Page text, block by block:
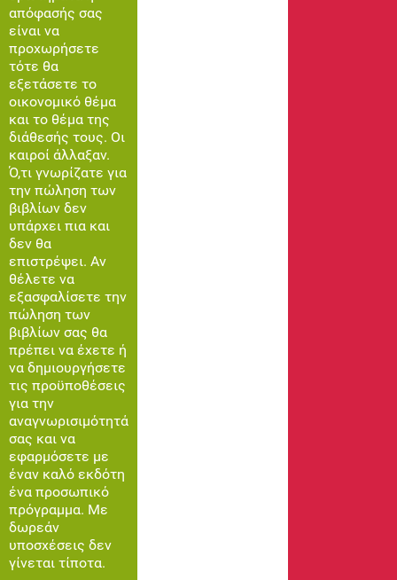
απόφασής σας
είναι να
προχωρήσετε
τότε θα
εξετάσετε το
οικονομικό θέμα
και το θέμα της
διάθεσής τους. Οι
καιροί άλλαξαν.
Ό,τι γνωρίζατε για
την πώληση των
βιβλίων δεν
υπάρχει πια και
δεν θα
επιστρέψει. Αν
θέλετε να
εξασφαλίσετε την
πώληση των
βιβλίων σας θα
πρέπει να έχετε ή
να δημιουργήσετε
τις προϋποθέσεις
για την
αναγνωρισιμότητά
σας και να
εφαρμόσετε με
έναν καλό εκδότη
ένα προσωπικό
πρόγραμμα. Με
δωρεάν
υποσχέσεις δεν
γίνεται τίποτα.